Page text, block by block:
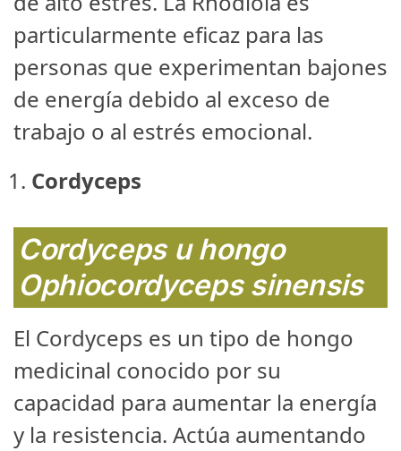
particularmente eficaz para las
personas que experimentan bajones
de energía debido al exceso de
trabajo o al estrés emocional.
Cordyceps
Cordyceps u hongo
Ophiocordyceps sinensis
El Cordyceps es un tipo de hongo
medicinal conocido por su
capacidad para aumentar la energía
y la resistencia. Actúa aumentando